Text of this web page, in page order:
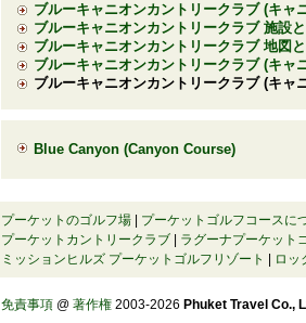
ブルーキャニオンカントリークラブ (キャ
ブルーキャニオンカントリークラブ 施設
ブルーキャニオンカントリークラブ 地図
ブルーキャニオンカントリークラブ (キャ
ブルーキャニオンカントリークラブ (キャ
Blue Canyon (Canyon Course)
プーケットのゴルフ場 プーケットゴルフコースに
プーケットカントリークラブ
ラグーナプーケット
ミッションヒルズ プーケットゴルフリゾート
ロッ
免責事項 @ 著作権 2003-2026 Phuket Travel Co.,